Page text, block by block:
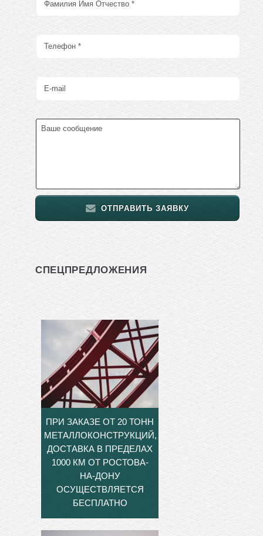
ОТПРАВИТЬ ЗАЯВКУ
СПЕЦПРЕДЛОЖЕНИЯ
ПРИ ЗАКАЗЕ ОТ 20 ТОНН
МЕТАЛЛОКОНСТРУКЦИЙ,
ДОСТАВКА В ПРЕДЕЛАХ
1000 КМ ОТ РОСТОВА-
НА-ДОНУ
ОСУЩЕСТВЛЯЕТСЯ
БЕСПЛАТНО